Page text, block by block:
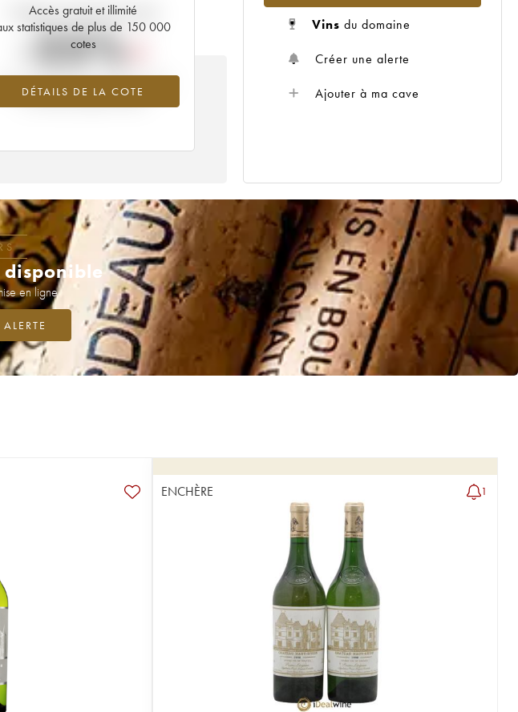
Accès gratuit et illimité
statistiques de plus de 150 000
cotes
DÉTAILS DE LA COTE
Tendance actuelle de la cote
-25%
Tendance à la baisse du millésime 1945
en 2026 par rapport à 2025
Vins du domaine
Créer une alerte
Ajouter à ma cave
en ligne
ENCHÈRE 1